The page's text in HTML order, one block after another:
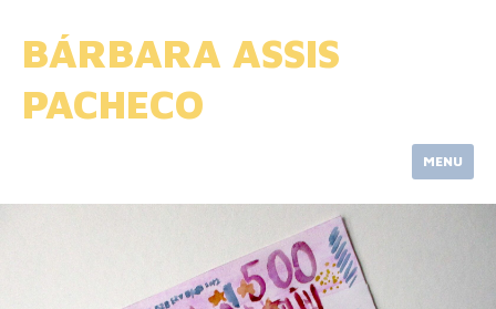
content
BÁRBARA ASSIS
PACHECO
MENU